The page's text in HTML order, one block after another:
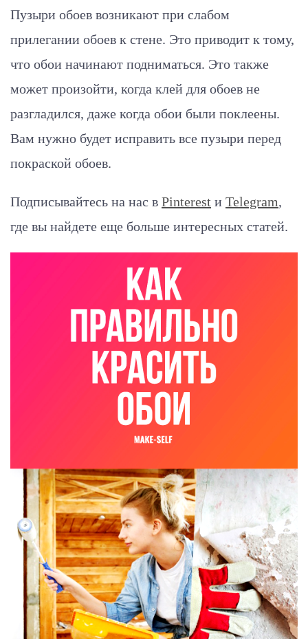
Пузыри обоев возникают при слабом
прилегании обоев к стене. Это приводит к тому,
что обои начинают подниматься. Это также
может произойти, когда клей для обоев не
разгладился, даже когда обои были поклеены.
Вам нужно будет исправить все пузыри перед
покраской обоев.
Подписывайтесь на нас в Pinterest и Telegram,
где вы найдете еще больше интересных статей.